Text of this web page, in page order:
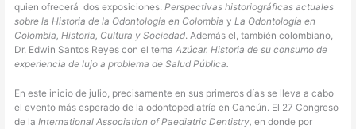
quien ofrecerá dos exposiciones:Perspectivas historiográficas actuales
sobre la Historia de la Odontología en Colombia yLa Odontología en
Colombia, Historia, Cultura y Sociedad. Además el, también colombiano,
Dr. Edwin Santos Reyes con el temaAzúcar. Historia de su consumo de
experiencia de lujo a problema de Salud Pública.
En este inicio de julio, precisamente en sus primeros días se lleva a cabo
el evento más esperado de la odontopediatría en Cancún. El 27 Congreso
de laInternational Association of Paediatric Dentistry, en donde por